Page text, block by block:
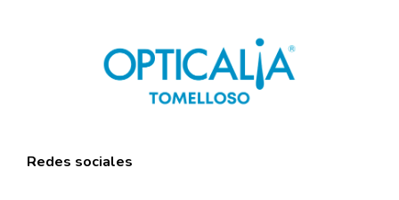
Redes sociales
Elche Alicante